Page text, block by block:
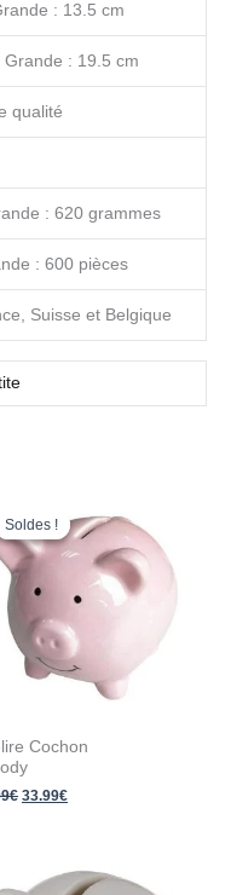
: 13.5 cm
Grande : 19.5 cm
qualité
: 620 grammes
: 600 pièces
Suisse et Belgique
Soldes !
Soldes !
Cochon
€
prix
initial
était :
33.99€
prix
actuel
est :
33.99€.